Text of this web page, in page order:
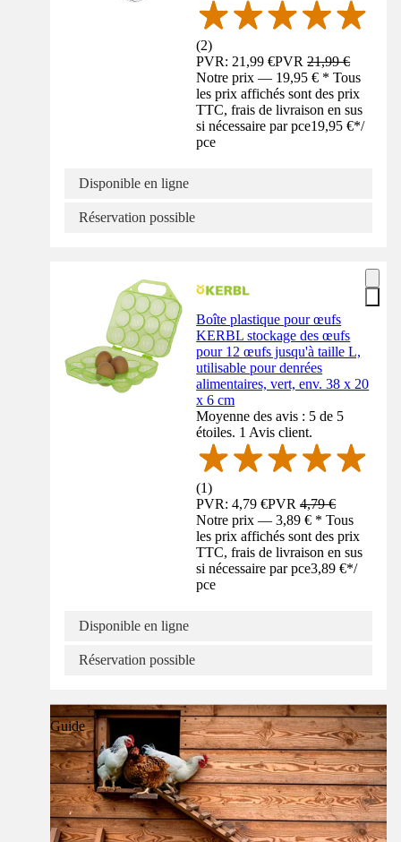
(2)
PVR: 21,99 €PVR21,99 €
Notre prix — 19,95 € * Tous
les prix affichés sont des prix
TTC, frais de livraison en sus
si nécessaire par pce19,95 €*/
pce
Disponible en ligne
Réservation possible
Boîte plastique pour œufs
KERBL stockage des œufs
pour 12 œufs jusqu'à taille L,
utilisable pour denrées
alimentaires, vert, env. 38 x 20
x 6 cm
Moyenne des avis : 5 de 5
étoiles. 1 Avis client.
(1)
PVR: 4,79 €PVR4,79 €
Notre prix — 3,89 € * Tous
les prix affichés sont des prix
TTC, frais de livraison en sus
si nécessaire par pce3,89 €*/
pce
Disponible en ligne
Réservation possible
Guide